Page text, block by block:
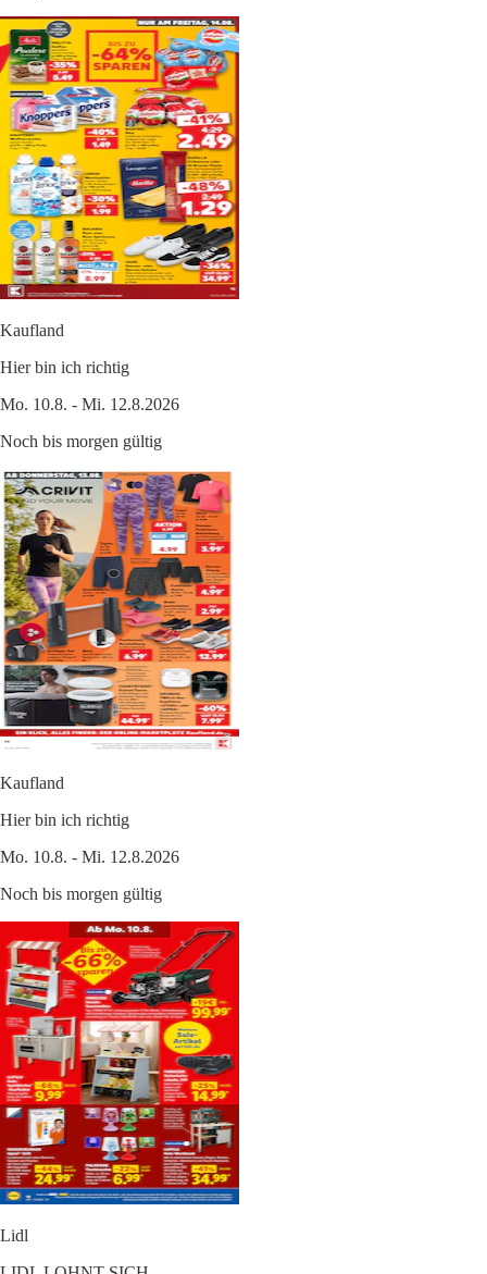
Kaufland
Hier bin ich richtig
Mo. 10.8. - Mi. 12.8.2026
Noch bis morgen gültig
Kaufland
Hier bin ich richtig
Mo. 10.8. - Mi. 12.8.2026
Noch bis morgen gültig
Lidl